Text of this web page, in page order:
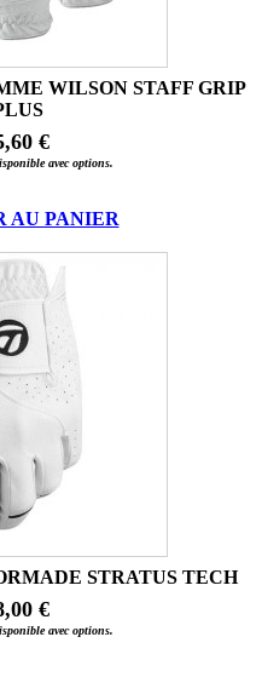
WILSON STAFF GRIP
€
avec options.
AU PANIER
STRATUS TECH
€
avec options.